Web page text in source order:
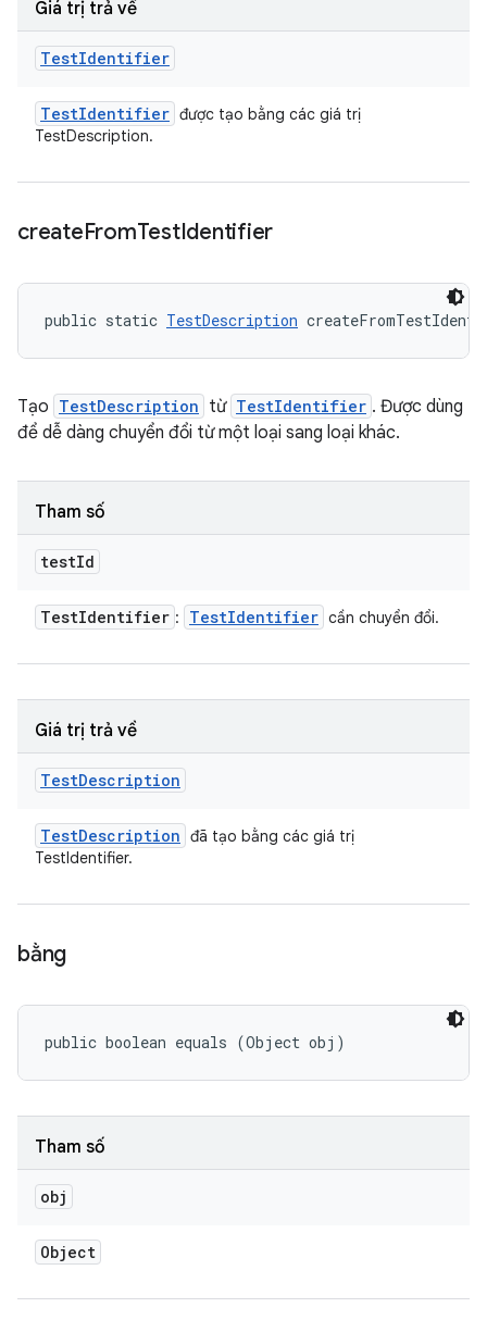
Giá trị trả về
TestIdentifier
TestIdentifier được tạo bằng các giá trị
TestDescription.
createFromTestIdentifier
public static TestDescription
Tạo TestDescription từ TestIdentifier . Được dùng
để dễ dàng chuyển đổi từ một loại sang loại khác.
Tham số
testId
TestIdentifier : TestIdentifier cần chuyển đổi.
Giá trị trả về
TestDescription
TestDescription đã tạo bằng các giá trị
TestIdentifier.
bằng
public boolean equals (Object obj)
Tham số
obj
Object